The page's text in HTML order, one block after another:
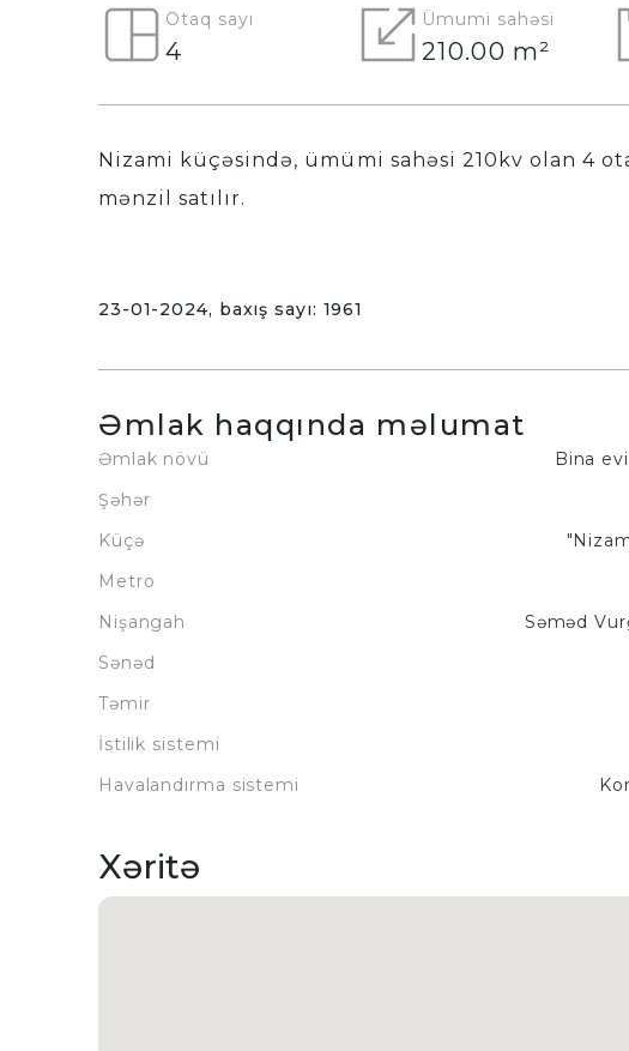
Otaq sayı
4
Ümumi sahəsi
210.00 m²
Nizami küçəsində, ümümi sahəsi 210kv olan 4
mənzil satılır.
23-01-2024, baxış sayı: 1961
Əmlak haqqında məlumat
Əmlak növü
Bina
Şəhər
Küçə
Metro
Nişangah
Səməd
Sənəd
Təmir
İstilik sistemi
Havalandırma sistemi
Xəritə